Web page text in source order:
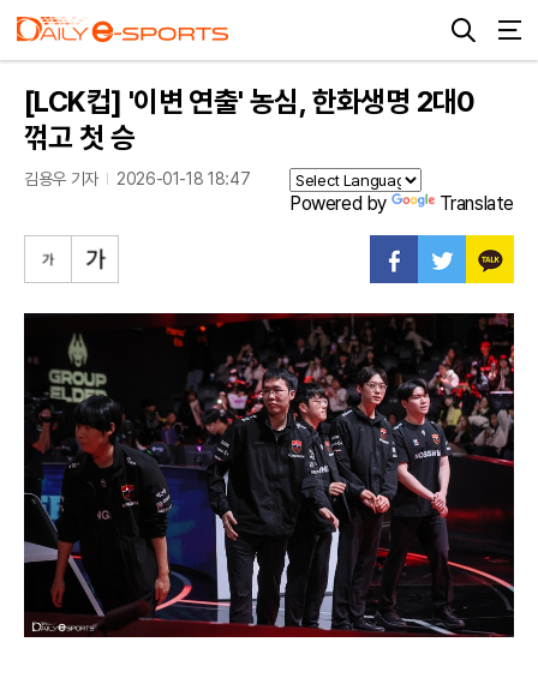
[LCK컵] '이변 연출' 농심, 한화생명 2대0
꺾고 첫 승
김용우 기자 2026-01-18 18:47
Powered by Translate